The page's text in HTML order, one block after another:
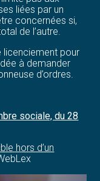
liées par un
concernées si,
de l’autre.
licenciement pour
à demander
d’ordres.
sociale, du 28
hors d’un